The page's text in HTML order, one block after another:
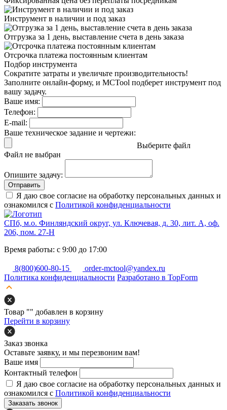
Инструмент в наличии и под заказ
Отгрузка за 1 день, выставление счета в день заказа
Отсрочка платежа постоянным клиентам
Подбор инструмента
Сократите затраты и увеличьте производительность!
Заполните онлайн-форму, и MCTool подберет инструмент под
вашу задачу.
Ваше имя:
Телефон:
E-mail:
Ваше техническое задание и чертежи:
Выберите файл
Файл не выбран
Опишите задачу:
Отправить
Я даю свое согласие на обработку персональных данных и
ознакомился с Политикой конфиденциальности
СПб, м.о. Финляндский округ, ул. Ключевая, д. 30, лит. А, оф.
206, пом. 27-Н
Время работы: с 9:00 до 17:00
8(800)600-80-15
order-mctool@yandex.ru
Политика конфиденциальности Разработано в TopForm
Товар "" добавлен в корзину
Перейти в корзину
Заказ звонка
Оставьте заявку, и мы перезвоним вам!
Ваше имя
Контактный телефон
Я даю свое согласие на обработку персональных данных и
ознакомился с Политикой конфиденциальности
Заказать звонок